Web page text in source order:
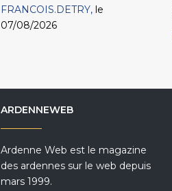
FRANCOIS.DETRY le
07/08/2026
ARDENNEWEB
Ardenne Web est le magazine
des ardennes sur le web depuis
mars 1999.